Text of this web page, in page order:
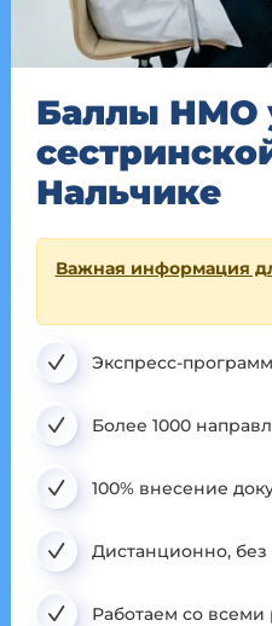
Баллы НМО
Нальчике
Важная информация
Экспресс-
Более 1000
100% внесение
Дистанционно, без
Работаем со